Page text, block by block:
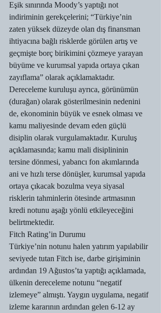
Eşik sınırında Moody’s yaptığı not
indiriminin gerekçelerini; “Türkiye’nin
zaten yüksek düzeyde olan dış finansman
ihtiyacına bağlı risklerde görülen artış ve
geçmişte borç birikimini çözmeye yarayan
büyüme ve kurumsal yapıda ortaya çıkan
zayıflama” olarak açıklamaktadır.
Dereceleme kuruluşu ayrıca, görünümün
(durağan) olarak gösterilmesinin nedenini
de, ekonominin büyük ve esnek olması ve
kamu maliyesinde devam eden güçlü
disiplin olarak vurgulamaktadır. Kuruluş
açıklamasında; kamu mali disiplininin
tersine dönmesi, yabancı fon akımlarında
ani ve hızlı terse dönüşler, kurumsal yapıda
ortaya çıkacak bozulma veya siyasal
risklerin tahminlerin ötesinde artmasının
kredi notunu aşağı yönlü etkileyeceğini
belirtmektedir.
Fitch Rating’in Durumu
Türkiye’nin notunu halen yatırım yapılabilir
seviyede tutan Fitch ise, darbe girişiminin
ardından 19 Ağustos’ta yaptığı açıklamada,
ülkenin dereceleme notunu “negatif
izlemeye” almıştı. Yaygın uygulama, negatif
izleme kararının ardından gelen 6-12 ay